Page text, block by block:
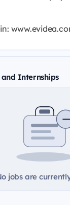
Internships
jobs are